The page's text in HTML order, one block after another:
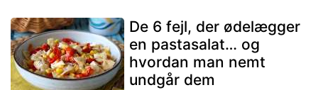
De 6 fejl, der ødelægger
en pastasalat… og
hvordan man nemt
undgår dem